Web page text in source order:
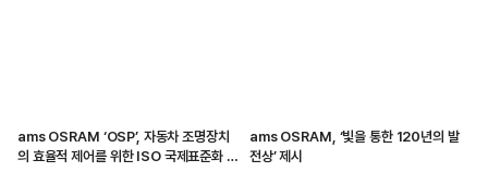
ams OSRAM ‘OSP’, 자동차 조명장치
의 효율적 제어를 위한 ISO 국제표준화 착
ams OSRAM, ‘빛을 통한 120년의 발
전상’ 제시